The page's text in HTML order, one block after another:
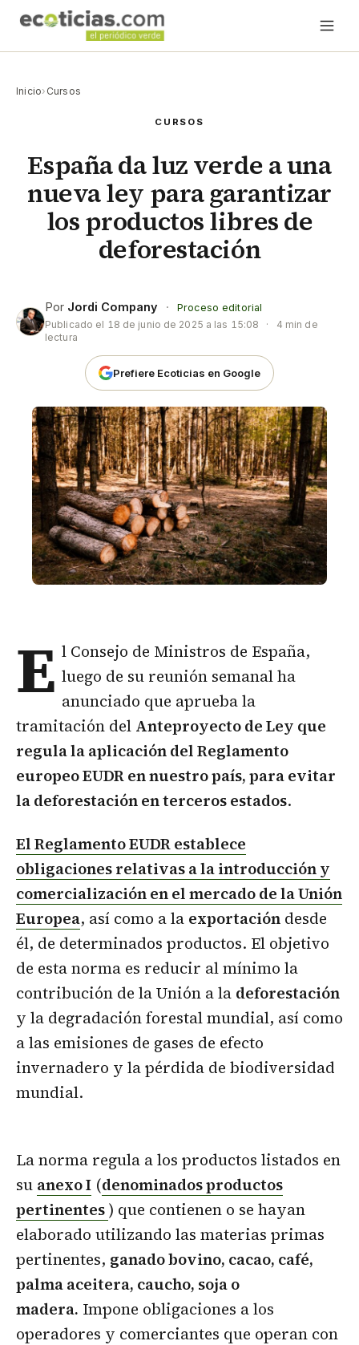
Inicio› Cursos
CURSOS
España da luz verde a una
nueva ley para garantizar
los productos libres de
deforestación
Por Jordi Company ·
Proceso editorial
Publicado el 18 de junio de 2025 a las 15:08 ·
4 min de
lectura
Prefiere Ecoticias en Google
E l Consejo de Ministros de España,
luego de su reunión semanal ha
anunciado que aprueba la
tramitación del Anteproyecto de Ley que
regula la aplicación del Reglamento
europeo EUDR en nuestro país, para evitar
la deforestación en terceros estados.
El Reglamento EUDR establece
obligaciones relativas a la introducción y
comercialización en el mercado de la Unión
Europea, así como a la exportación desde
él, de determinados productos. El objetivo
de esta norma es reducir al mínimo la
contribución de la Unión a la deforestación
y la degradación forestal mundial, así como
a las emisiones de gases de efecto
invernadero y la pérdida de biodiversidad
mundial.
La norma regula a los productos listados en
su anexo I (denominados productos
pertinentes) que contienen o se hayan
elaborado utilizando las materias primas
pertinentes, ganado bovino, cacao, café,
palma aceitera, caucho, soja o
madera. Impone obligaciones a los
operadores y comerciantes que operan con